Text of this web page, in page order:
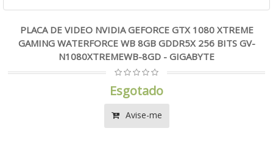
PLACA DE VIDEO NVIDIA GEFORCE GTX 1080 XTREME
GAMING WATERFORCE WB 8GB GDDR5X 256 BITS GV-
N1080XTREMEWB-8GD - GIGABYTE
Esgotado
Avise-me